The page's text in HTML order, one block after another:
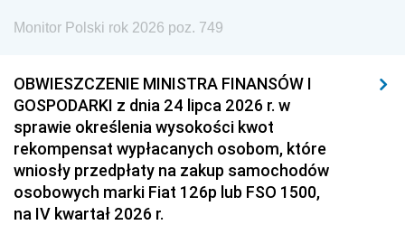
Monitor Polski rok 2026 poz. 749
OBWIESZCZENIE MINISTRA FINANSÓW I
GOSPODARKI z dnia 24 lipca 2026 r. w
sprawie określenia wysokości kwot
rekompensat wypłacanych osobom, które
wniosły przedpłaty na zakup samochodów
osobowych marki Fiat 126p lub FSO 1500,
na IV kwartał 2026 r.